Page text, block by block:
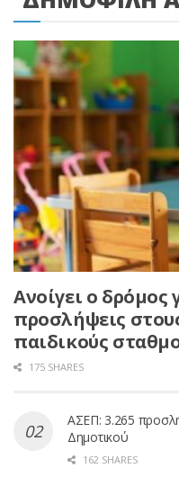
Ανοίγει ο δρόμος
προσλήψεις
παιδικούς
175 SHARES
ΑΣΕΠ: 3.265
Δημοτικού
162 SHARES